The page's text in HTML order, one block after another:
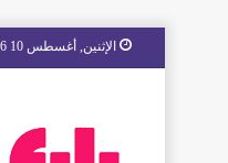
الإثنين, أغسطس 10 2026